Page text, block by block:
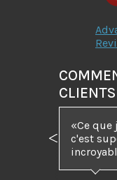
CLIENTS
Ce que
c'est
Précédent